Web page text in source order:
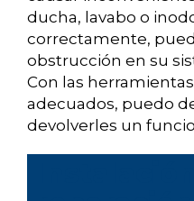
ducha, lavabo o
correctamente,
obstrucción en su
Con las
adecuados, puedo
devolverles un